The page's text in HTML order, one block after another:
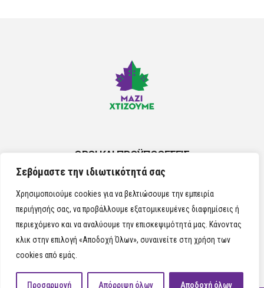
Σεβόμαστε την ιδιωτικότητά σας
Χρησιμοποιούμε cookies για να βελτιώσουμε την εμπειρία
περιήγησής σας, να προβάλλουμε εξατομικευμένες διαφημίσεις ή
περιεχόμενο και να αναλύουμε την επισκεψιμότητά μας. Κάνοντας
κλικ στην επιλογή «Αποδοχή Όλων», συναινείτε στη χρήση των
cookies από εμάς.
Προσαρμογή Απόρριψη όλων Αποδοχή όλων
ΟΡΟΙ ΚΑΙ ΠΡΟΫΠΟΘΕΣΕΙΣ
ΠΟΛΙΤΙΚΗ ΤΩΝ COOKIES